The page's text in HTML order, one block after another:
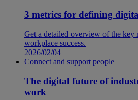
3 metrics for defining
Get a detailed overview of the key
workplace success.
2026/02/04
Connect and support people
The digital future of
work